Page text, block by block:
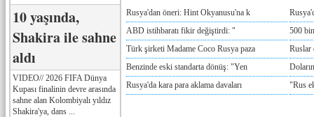
10 yaşında,
Shakira ile sahne
aldı
VIDEO// 2026 FIFA Dünya
Kupası finalinin devre arasında
sahne alan Kolombiyalı yıldız
Shakira'ya, dans ...
Rusya'dan öneri: Hint Okyanusu'na k
ABD istihbaratı fikir değiştirdi: "
500
Türk şirketi Madame Coco Rusya paza
Ruslar
Benzinde eski standarta dönüş: "Yen
Rusya'da kara para aklama davaları
"Rus